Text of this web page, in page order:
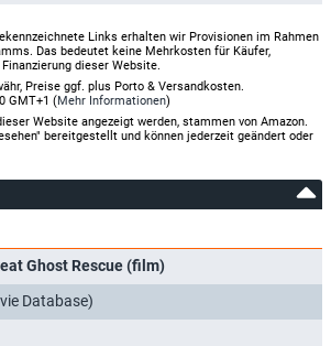
Links erhalten wir Provisionen im Rahmen
Das bedeutet keine Mehrkosten für Käufer,
dieser Website.
Preise ggf. plus Porto & Versandkosten.
GMT+1 (Mehr Informationen)
Website angezeigt werden, stammen von Amazon.
bereitgestellt und können jederzeit geändert oder
Ghost Rescue (film)
Database)